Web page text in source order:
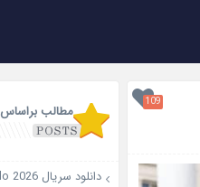
109
مطالب براساس
دانلود سریال Overdo 2026